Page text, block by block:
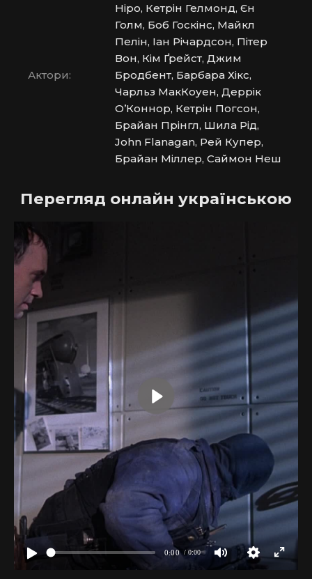
Актори:
Ніро, Кетрін Гелмонд, Єн
Голм, Боб Госкінс, Майкл
Пелін, Іан Річардсон, Пітер
Вон, Кім Ґрейст, Джим
Бродбент, Барбара Хікс,
Чарльз МакКоуен, Деррік
О’Коннор, Кетрін Погсон,
Брайан Прінгл, Шила Рід,
John Flanagan, Рей Купер,
Брайан Міллер, Саймон Неш
Перегляд онлайн українською